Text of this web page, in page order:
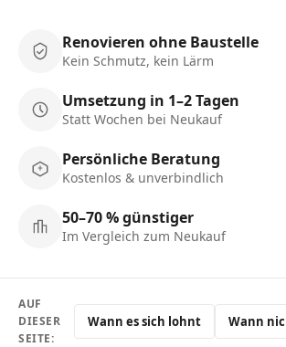
Renovieren ohne Baustelle
Kein Schmutz, kein Lärm
Umsetzung in 1–2 Tagen
Statt Wochen bei Neukauf
Persönliche Beratung
Kostenlos & unverbindlich
50–70 % günstiger
Im Vergleich zum Neukauf
AUF
DIESER
SEITE:
Wann es sich lohnt Wann